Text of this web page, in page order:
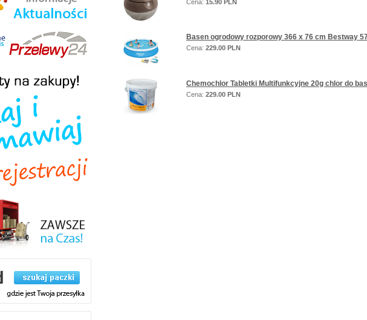
Cena: 15.90 PLN
Basen ogrodowy rozporowy 366 x 76 cm Bestway
Cena: 229.00 PLN
Chemochlor Tabletki Multifunkcyjne 20g chlor do
Cena: 229.00 PLN